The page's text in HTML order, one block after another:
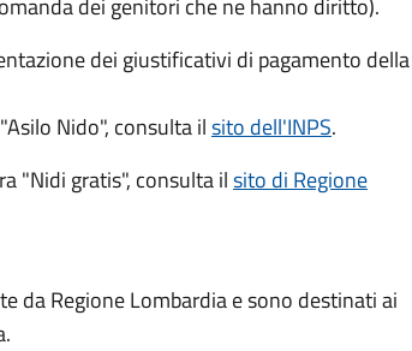
dei genitori che ne hanno diritto).
dei giustificativi di pagamento
Nido", consulta ilsito dell'INPS.
"Nidi gratis", consulta ilsito di Regione
da Regione Lombardia e sono destinati ai